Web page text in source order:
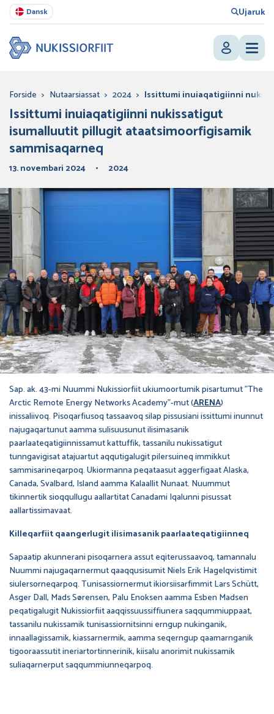
Dansk Ujaruk
Forside > Nutaarsiassat > 2024 > Issittumi inuiaqatigiinni
Issittumi inuiaqatigiinni nukissatigut
isumalluutit pillugit ataatsimoorfigisamik
sammisaqarneq
13. novembari 2024 2024
Sap. ak. 43-mi Nuummi Nukissiorfiit ukiumoortumik pisartumut ”The
Arctic Remote Energy Networks Academy”-mut (ARENA)
inissaliivoq. Pisoqarfiusoq tassaavoq silap pissusiani issittumi inunnut
najugaqartunut aamma sulisuusunut ilisimasanik
paarlaateqatigiinnissamut kattuffik, tassanilu nukissatigut
tunngavigisat atajuartut aqqutigalugit pilersuineq immikkut
sammisarineqarpoq. Ukiormanna peqataasut aggerfigaat Alaska,
Canada, Svalbard, Island aamma Kalaallit Nunaat. Nuummut
tikinnertik sioqqullugu aallartitat Canadami Iqalunni pisussat
aallartissimavaat.
Killeqarfiit qaangerlugit ilisimasanik paarlaateqatigiinneq
Sapaatip akunnerani pisoqarnera assut eqiterussaavoq, tamannalu
Nuummi najugaqarnermut qaaqqusisumit Niels Erik Hagelqvistimit
siulersorneqarpoq. Tunisassiornermut ikiorsiisarfimmit Lars Schütt,
Asger Dall, Mads Sørensen, Palu Enoksen aamma Esben Madsen
peqatigalugit Nukissiorfiit aaqqissuussiffiunera saqqummiuppaat,
tassanilu nukissamik tunisassiornitsinni erngup nukinganik,
innaallagissamik, kiassarnermik, aamma seqerngup qaamarnganik
tigooraassutit ineriartortinnerinik, kiisalu anorimit nukissamik
suliaqarnerput saqqummiunneqarpoq.